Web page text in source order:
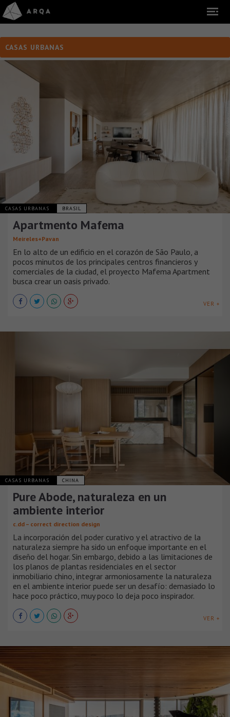
CASAS URBANAS
CASAS URBANAS BRASIL
Apartmento Mafema
Meireles+Pavan
En lo alto de un edificio en el corazón de São Paulo, a
pocos minutos de los principales centros financieros y
comerciales de la ciudad, el proyecto Mafema Apartment
busca crear un oasis privado.
VER +
CASAS URBANAS CHINA
Pure Abode, naturaleza en un
ambiente interior
c.dd – correct direction design
La incorporación del poder curativo y el atractivo de la
naturaleza siempre ha sido un enfoque importante en el
diseño del hogar. Sin embargo, debido a las limitaciones de
los planos de plantas residenciales en el sector
inmobiliario chino, integrar armoniosamente la naturaleza
en el ambiente interior puede ser un desafío: demasiado lo
hace poco práctico, muy poco lo deja poco inspirador.
VER +